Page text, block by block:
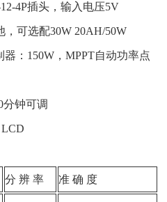
4P插头，输入电压5V
可选配30W 20AH/50W
：150W，MPPT自动功率点
分钟可调
分 辨 率 准 确 度